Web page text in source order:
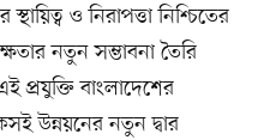
ও নিরাপত্তা নিশ্চিতের
নতুন সম্ভাবনা তৈরি
প্রযুক্তি বাংলাদেশের
উন্নয়নের নতুন দ্বার